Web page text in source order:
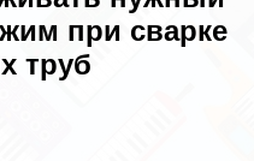
при сварке
труб